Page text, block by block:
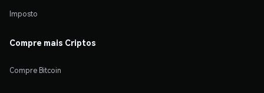
Imposto
Compre mais Criptos
Compre Bitcoin